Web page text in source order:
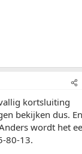
kortsluiting
bekijken dus.
wordt het
80-13.